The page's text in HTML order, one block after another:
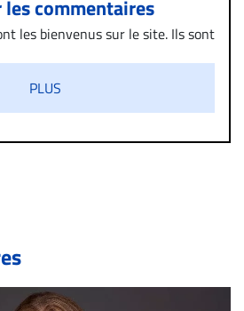
commentaires
les bienvenus sur le site. Ils sont
cette politique de modération,
sur le site vous dérange, prenez
par courriel (info@droit-
réponse.
PLUS